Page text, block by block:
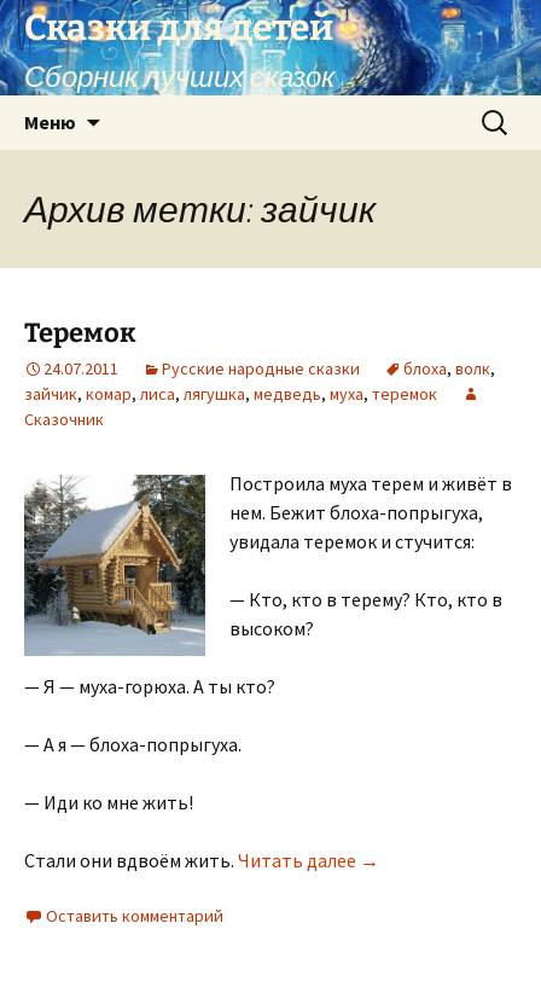
Перейти
к
содержимому
Сказки для детей
Сборник лучших сказок
Меню Найти:
Архив метки: зайчик
Теремок
24.07.2011 Русские народные сказки блоха, волк,
зайчик, комар, лиса, лягушка, медведь, муха, теремок
Сказочник
Построила муха терем и живёт в
нем. Бежит блоха-попрыгуха,
увидала теремок и стучится:
— Кто, кто в терему? Кто, кто в
высоком?
— Я — муха-горюха. А ты кто?
— А я — блоха-попрыгуха.
— Иди ко мне жить!
Стали они вдвоём жить. Читать далее Теремок
→
Оставить комментарий